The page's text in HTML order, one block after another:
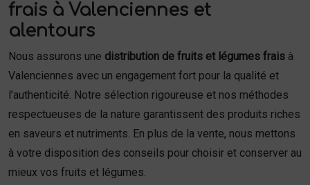
frais à Valenciennes et
alentours
Nous assurons une distribution de fruits et légumes frais à
Valenciennes avec un engagement fort pour la qualité et
l’authenticité. Notre sélection rigoureuse et nos méthodes
respectueuses de la nature garantissent des produits riches
en saveurs et nutriments. En plus de la vente, nous mettons
à votre disposition des conseils pour choisir et conserver au
mieux vos fruits et légumes.